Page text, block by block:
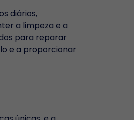
diários,
a limpeza e a
para reparar
e a proporcionar